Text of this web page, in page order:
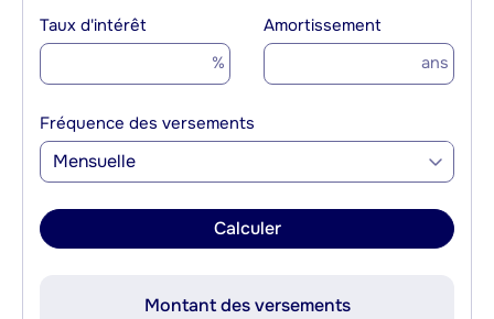
Taux d'intérêt
%
Amortissement
ans
Fréquence des versements
Mensuelle
Calculer
Montant des versements